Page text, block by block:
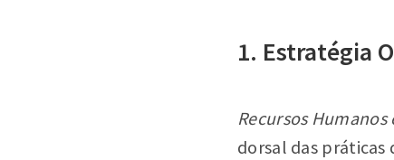
1. Estratégia
Recursos Humanos
dorsal das práticas